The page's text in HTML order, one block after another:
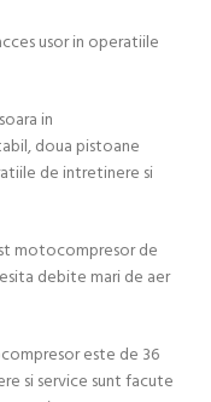
usor in operatiile
in
doua pistoane
de intretinere si
motocompresor de
debite mari de aer
este de 36
si service sunt facute